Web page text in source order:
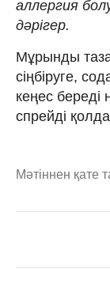
аллергия
дәрігер.
Мұрынды
сіңбіруге,
кеңес береді
спрейді
Мәтіннен қате